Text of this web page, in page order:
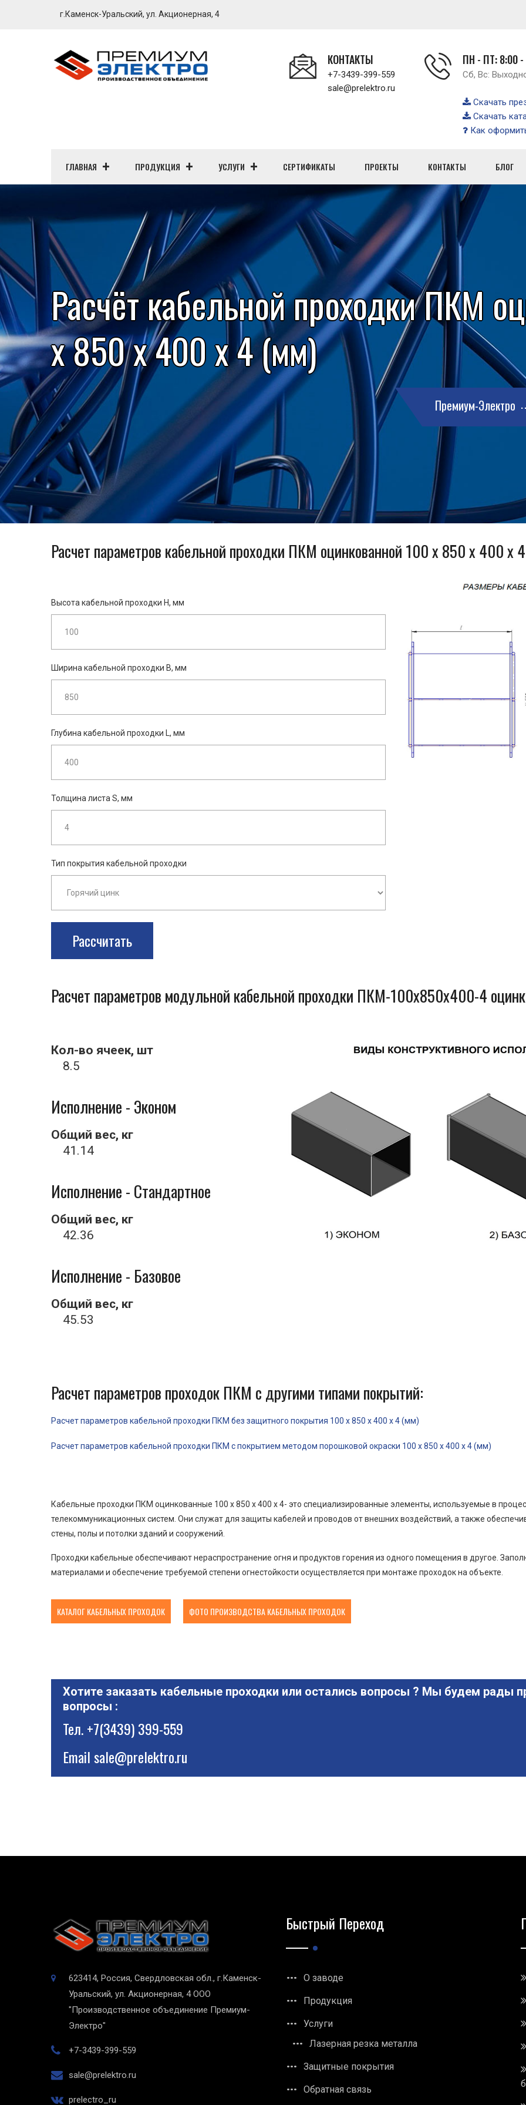
г.Каменск-Уральский, ул. Акционерная, 4
КОНТАКТЫ
+7-3439-399-559
sale@prelektro.ru
ПН - ПТ: 8:00 -
Сб, Вс:
Скачать
Скачать
Как
ГЛАВНАЯ ПРОДУКЦИЯ УСЛУГИ СЕРТИФИКАТЫ ПРОЕКТЫ КОНТАКТЫ БЛОГ
Расчёт кабельной проходки ПКМ
x 850 x 400 x 4 (мм)
Премиум-Электро
Расчет параметров кабельной проходки ПКМ оцинкованной 100 x 850 x 400 x
Высота кабельной проходки H, мм
Ширина кабельной проходки B, мм
Глубина кабельной проходки L, мм
Толщина листа S, мм
Тип покрытия кабельной проходки
Рассчитать
Расчет параметров модульной кабельной проходки ПКМ-100x850x400-4
Кол-во ячеек, шт
8.5
Исполнение - Эконом
Общий вес, кг
41.14
Исполнение - Стандартное
Общий вес, кг
42.36
Исполнение - Базовое
Общий вес, кг
45.53
Расчет параметров проходок ПКМ с другими типами покрытий:
Расчет параметров кабельной проходки ПКМ без защитного покрытия 100 x 850 x 400 x 4 (мм)
Расчет параметров кабельной проходки ПКМ с покрытием методом порошковой окраски 100 x 850 x 400 x 4 (мм)
Кабельные проходки ПКМ оцинкованные 100 x 850 x 400 x 4- это специализированные элементы, используемые в
телекоммуникационных систем. Они служат для защиты кабелей и проводов от внешних воздействий, а также
стены, полы и потолки зданий и сооружений.
Проходки кабельные обеспечивают нераспространение огня и продуктов горения из одного помещения в другое.
материалами и обеспечение требуемой степени огнестойкости осуществляется при монтаже проходок на объекте.
КАТАЛОГ КАБЕЛЬНЫХ ПРОХОДОК ФОТО ПРОИЗВОДСТВА КАБЕЛЬНЫХ ПРОХОДОК
Хотите заказать кабельные проходки или остались вопросы ? Мы будем рады
вопросы :
Тел.+7(3439) 399-559
Emailsale@prelektro.ru
623414, Россия, Свердловская обл., г.Каменск-
Уральский, ул. Акционерная, 4 ООО
"Производственное объединение Премиум-
Электро"
+7-3439-399-559
sale@prelektro.ru
prelectro_ru
Быстрый Переход
О заводе
Продукция
Услуги
Лазерная резка металла
Защитные покрытия
Обратная связь